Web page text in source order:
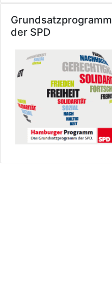
Grundsatzprogramm
der SPD